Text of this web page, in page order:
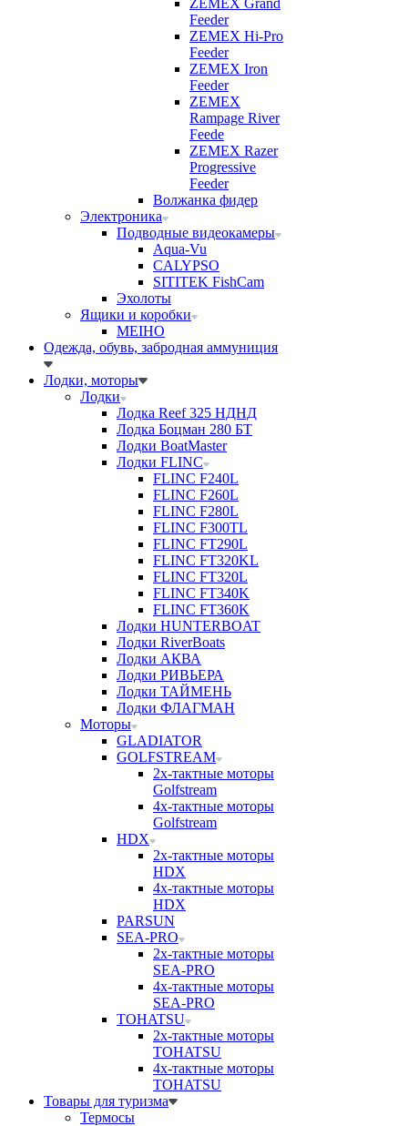
ZEMEX Grand
Feeder
ZEMEX Hi-Pro
Feeder
ZEMEX Iron
Feeder
ZEMEX
Rampage River
Feede
ZEMEX Razer
Progressive
Feeder
Волжанка фидер
Электроника
Подводные видеокамеры
Aqua-Vu
CALYPSO
SITITEK FishCam
Эхолоты
Ящики и коробки
MEIHO
Одежда, обувь, забродная аммуниция
Лодки, моторы
Лодки
Лодка Reef 325 НДНД
Лодка Боцман 280 БТ
Лодки BoatMaster
Лодки FLINC
FLINC F240L
FLINC F260L
FLINC F280L
FLINC F300TL
FLINC FT290L
FLINC FT320KL
FLINC FT320L
FLINC FT340K
FLINC FT360K
Лодки HUNTERBOAT
Лодки RiverBoats
Лодки АКВА
Лодки РИВЬЕРА
Лодки ТАЙМЕНЬ
Лодки ФЛАГМАН
Моторы
GLADIATOR
GOLFSTREAM
2х-тактные моторы
Golfstream
4х-тактные моторы
Golfstream
HDX
2х-тактные моторы
HDX
4х-тактные моторы
HDX
PARSUN
SEA-PRO
2х-тактные моторы
SEA-PRO
4х-тактные моторы
SEA-PRO
TOHATSU
2х-тактные моторы
TOHATSU
4х-тактные моторы
TOHATSU
Товары для туризма
Термосы